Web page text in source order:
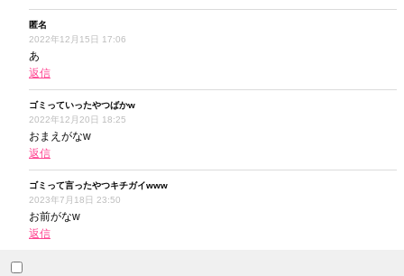
匿名
2022年12月15日 17:06
あ
返信
ゴミっていったやつばかw
2022年12月20日 18:25
おまえがなw
返信
ゴミって言ったやつキチガイwww
2023年7月18日 23:50
お前がなw
返信